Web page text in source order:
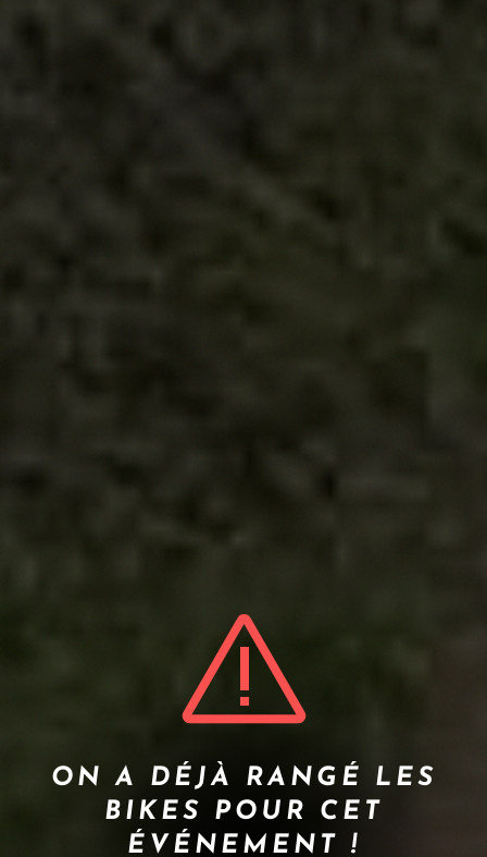
ON A DÉJÀ RANGÉ LES
BIKES POUR CET
ÉVÉNEMENT !